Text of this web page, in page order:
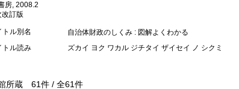
房, 2008.2
訂版
トル別名
自治体財政のしくみ : 図解よくわかる
トル読み
ズカイ ヨク ワカル ジチタイ ザイセイ ノ シクミ
所蔵 61件 / 全61件